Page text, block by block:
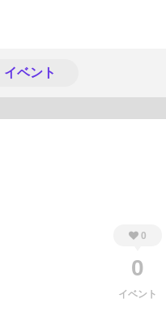
イベント
0
0
イベント